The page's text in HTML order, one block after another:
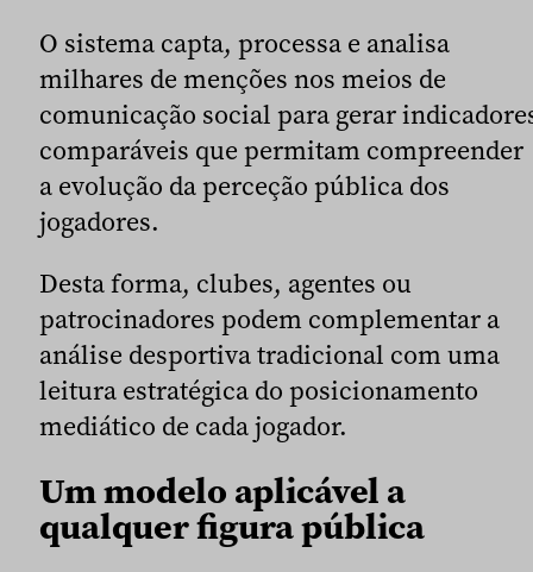
O sistema capta, processa e analisa
milhares de menções nos meios de
comunicação social para gerar
comparáveis que permitam compreender
a evolução da perceção pública dos
jogadores.
Desta forma, clubes, agentes ou
patrocinadores podem complementar a
análise desportiva tradicional com uma
leitura estratégica do posicionamento
mediático de cada jogador.
Um modelo aplicável a
qualquer figura pública